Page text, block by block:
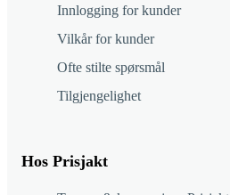
Innlogging for kunder
Vilkår for kunder
Ofte stilte spørsmål
Tilgjengelighet
Hos Prisjakt